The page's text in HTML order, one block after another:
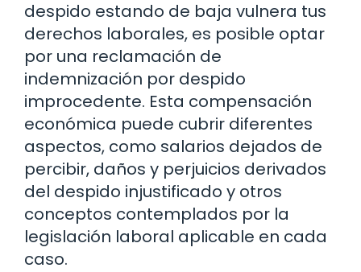
despido estando de baja vulnera tus
derechos laborales, es posible optar
por una reclamación de
indemnización por despido
improcedente. Esta compensación
económica puede cubrir diferentes
aspectos, como salarios dejados de
percibir, daños y perjuicios derivados
del despido injustificado y otros
conceptos contemplados por la
legislación laboral aplicable en cada
caso.